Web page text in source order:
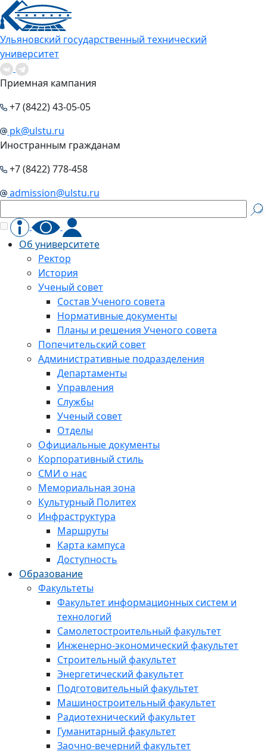
Ульяновский государственный технический
университет
Приемная кампания
+7 (8422) 43-05-05
pk@ulstu.ru
Иностранным гражданам
+7 (8422) 778-458
admission@ulstu.ru
Об университете
Ректор
История
Ученый совет
Состав Ученого совета
Нормативные документы
Планы и решения Ученого совета
Попечительский совет
Административные подразделения
Департаменты
Управления
Службы
Ученый совет
Отделы
Официальные документы
Корпоративный стиль
СМИ о нас
Мемориальная зона
Культурный Политех
Инфраструктура
Маршруты
Карта кампуса
Доступность
Образование
Факультеты
Факультет информационных систем и
технологий
Самолетостроительный факультет
Инженерно-экономический факультет
Строительный факультет
Энергетический факультет
Подготовительный факультет
Машиностроительный факультет
Радиотехнический факультет
Гуманитарный факультет
Заочно-вечерний факультет